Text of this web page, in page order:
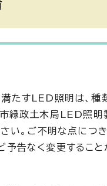
たすLED照明は、種
市緑政土木局LED照明
さい。ご不明な点につ
予告なく変更するこ